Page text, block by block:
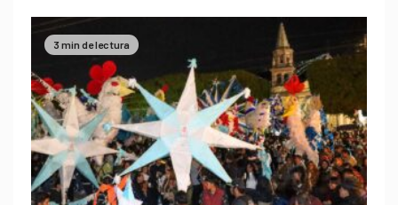
3 min de lectura